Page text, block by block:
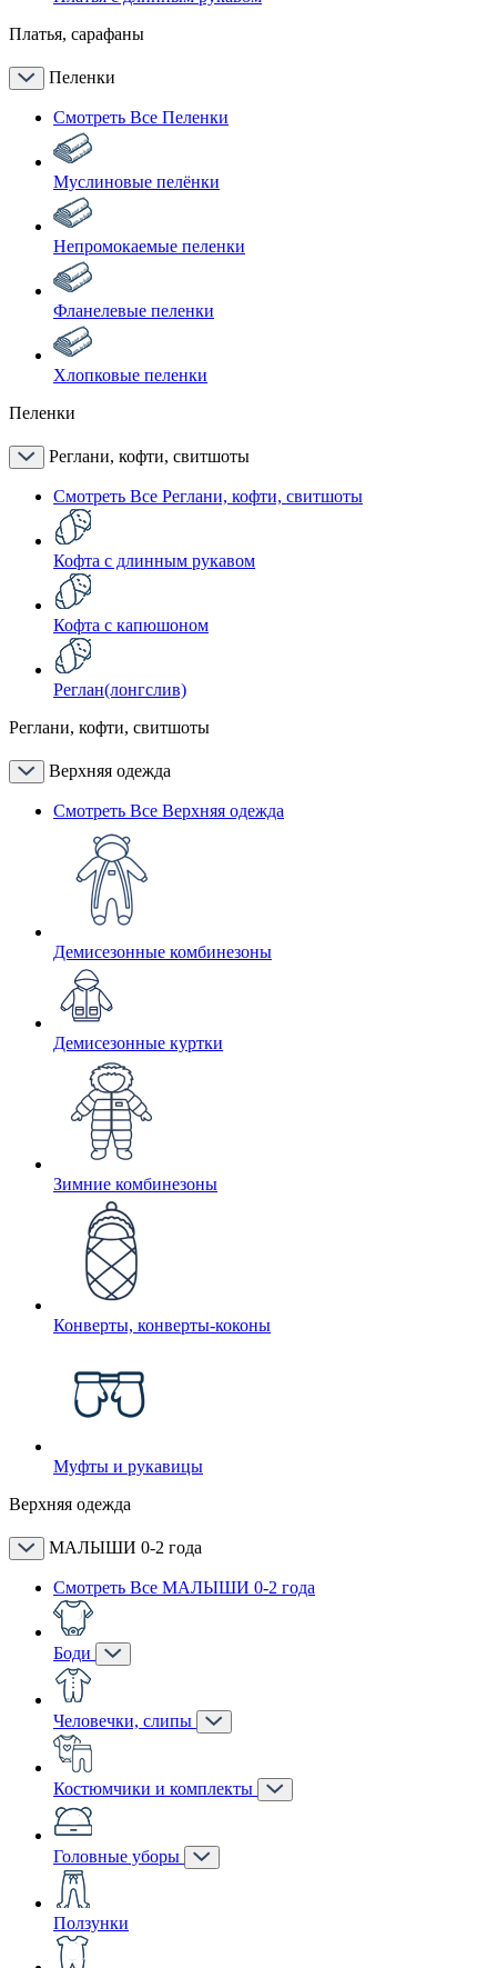
Платья, сарафаны
Пеленки
Смотреть Все Пеленки
Муслиновые пелёнки
Непромокаемые пеленки
Фланелевые пеленки
Хлопковые пеленки
Пеленки
Реглани, кофти, свитшоты
Смотреть Все Реглани, кофти, свитшоты
Кофта с длинным рукавом
Кофта с капюшоном
Реглан(лонгслив)
Реглани, кофти, свитшоты
Верхняя одежда
Смотреть Все Верхняя одежда
Демисезонные комбинезоны
Демисезонные куртки
Зимние комбинезоны
Конверты, конверты-коконы
Муфты и рукавицы
Верхняя одежда
МАЛЫШИ 0-2 года
Смотреть Все МАЛЫШИ 0-2 года
Боди
Человечки, слипы
Костюмчики и комплекты
Головные уборы
Ползунки